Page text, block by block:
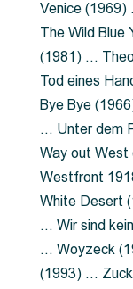
Venice
The Wild Blue
(1981) …
Tod eines
Bye Bye
… Unter dem
Way out
Westfront
White Desert
… Wir sind
… Woyzeck
(1993) …